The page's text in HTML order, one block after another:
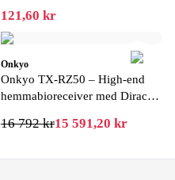
121,60 kr
Onkyo
Onkyo TX-RZ50 – High-end
hemmabioreceiver med Dirac
16 792 kr15 591,20 kr